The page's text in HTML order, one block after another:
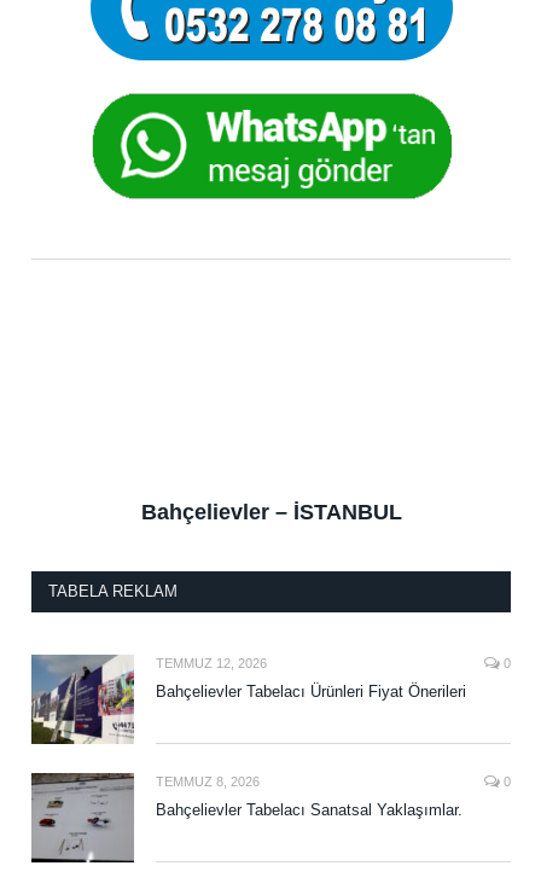
Bahçelievler – İSTANBUL
TABELA REKLAM
TEMMUZ 12, 2026 0
Bahçelievler Tabelacı Ürünleri Fiyat Önerileri
TEMMUZ 8, 2026 0
Bahçelievler Tabelacı Sanatsal Yaklaşımlar.